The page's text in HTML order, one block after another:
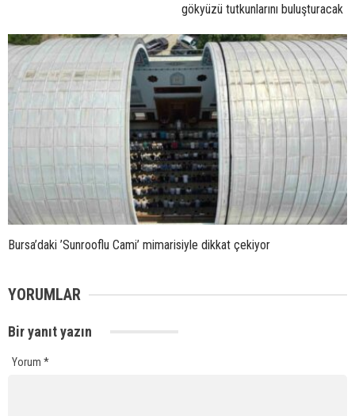
gökyüzü tutkunlarını buluşturacak
Bursa’daki ’Sunrooflu Cami’ mimarisiyle dikkat çekiyor
YORUMLAR
Bir yanıt yazın
Yorum *